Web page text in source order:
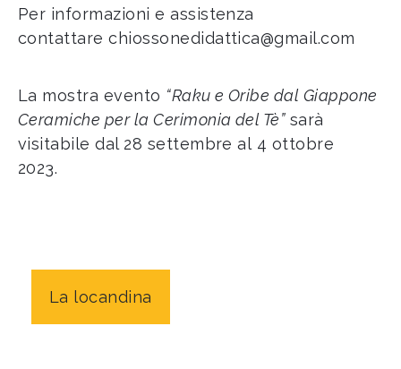
Per informazioni e assistenza
contattarechiossonedidattica@gmail.com
La mostra evento “Raku e Oribe dal Giappone
Ceramiche per la Cerimonia del Tè”sarà
visitabile dal 28 settembre al 4 ottobre
2023.
La locandina